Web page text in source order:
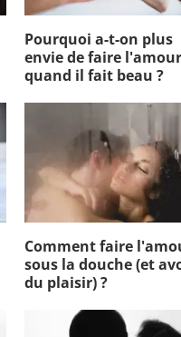
Pourquoi a-t-on plus
envie de faire l'amour
quand il fait beau ?
Comment faire
sous la douche (et
du plaisir) ?